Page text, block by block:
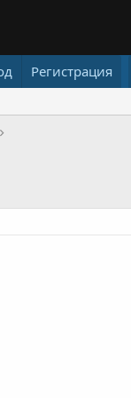
Регистрация